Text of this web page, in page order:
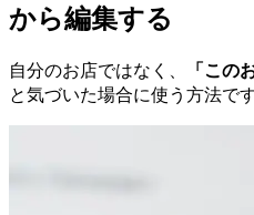
から編集する
自分のお店ではなく、
「この
と気づいた場合に使う方法です